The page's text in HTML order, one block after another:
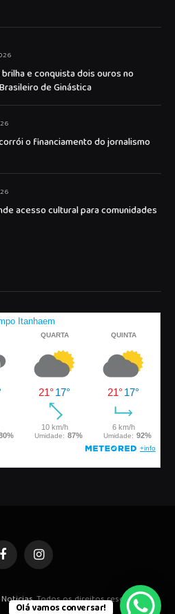
brilha e conquista dois ouros no
de Ginástica
o financiamento do jornalismo
acesso cultural para comunidades
FacebookInstagram
. Todos os direitos reservados.
Olá vamos conversar!